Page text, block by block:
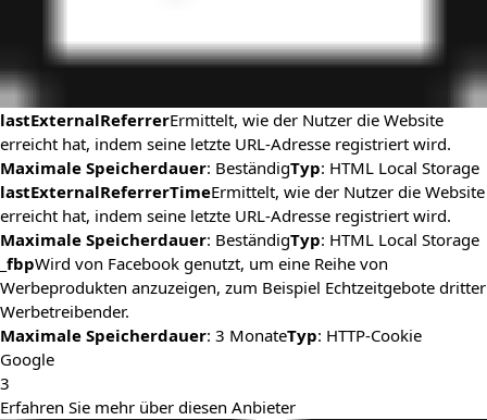
lastExternalReferrerErmittelt, wie der Nutzer die Website
erreicht hat, indem seine letzte URL-Adresse registriert wird.
Maximale Speicherdauer: BeständigTyp: HTML Local Storage
lastExternalReferrerTimeErmittelt, wie der Nutzer die Website
erreicht hat, indem seine letzte URL-Adresse registriert wird.
Maximale Speicherdauer: BeständigTyp: HTML Local Storage
_fbpWird von Facebook genutzt, um eine Reihe von
Werbeprodukten anzuzeigen, zum Beispiel Echtzeitgebote dritter
Werbetreibender.
Maximale Speicherdauer: 3 MonateTyp: HTTP-Cookie
Google
3
Erfahren Sie mehr über diesen Anbieter